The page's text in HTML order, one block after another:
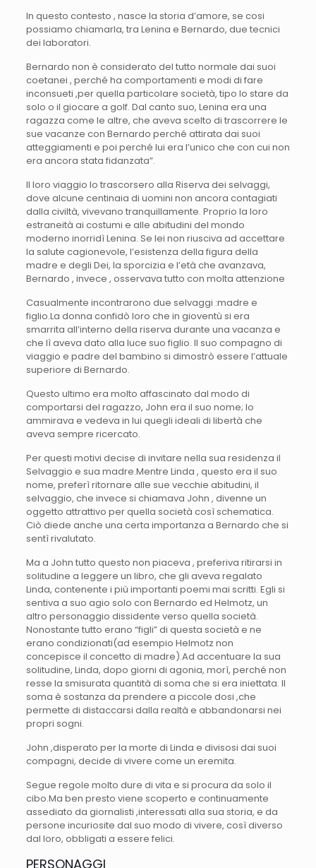
In questo contesto , nasce la storia d’amore, se cosi
possiamo chiamarla, tra Lenina e Bernardo, due tecnici
dei laboratori.
Bernardo non è considerato del tutto normale dai suoi
coetanei , perché ha comportamenti e modi di fare
inconsueti ,per quella particolare società, tipo lo stare da
solo o il giocare a golf. Dal canto suo, Lenina era una
ragazza come le altre, che aveva scelto di trascorrere le
sue vacanze con Bernardo perché attirata dai suoi
atteggiamenti e poi perché lui era l’unico che con cui non
era ancora stata fidanzata”.
Il loro viaggio lo trascorsero alla Riserva dei selvaggi,
dove alcune centinaia di uomini non ancora contagiati
dalla civiltà, vivevano tranquillamente. Proprio la loro
estraneità ai costumi e alle abitudini del mondo
moderno inorridì Lenina. Se lei non riusciva ad accettare
la salute cagionevole, l’esistenza della figura della
madre e degli Dei, la sporcizia e l’età che avanzava,
Bernardo , invece , osservava tutto con molta attenzione
Casualmente incontrarono due selvaggi :madre e
figlio.La donna confidò loro che in gioventù si era
smarrita all’interno della riserva durante una vacanza e
che lì aveva dato alla luce suo figlio. Il suo compagno di
viaggio e padre del bambino si dimostrò essere l’attuale
superiore di Bernardo.
Questo ultimo era molto affascinato dal modo di
comportarsi del ragazzo, John era il suo nome; lo
ammirava e vedeva in lui quegli ideali di libertà che
aveva sempre ricercato.
Per questi motivi decise di invitare nella sua residenza il
Selvaggio e sua madre.Mentre Linda , questo era il suo
nome, preferì ritornare alle sue vecchie abitudini, il
selvaggio, che invece si chiamava John , divenne un
oggetto attrattivo per quella società così schematica.
Ciò diede anche una certa importanza a Bernardo che si
sentì rivalutato.
Ma a John tutto questo non piaceva , preferiva ritirarsi in
solitudine a leggere un libro, che gli aveva regalato
Linda, contenente i più importanti poemi mai scritti. Egli si
sentiva a suo agio solo con Bernardo ed Helmotz, un
altro personaggio dissidente verso quella società.
Nonostante tutto erano “figli” di questa società e ne
erano condizionati(ad esempio Helmotz non
concepisce il concetto di madre).Ad accentuare la sua
solitudine, Linda, dopo giorni di agonia, morì, perché non
resse la smisurata quantità di soma che si era iniettata. Il
soma è sostanza da prendere a piccole dosi ,che
permette di distaccarsi dalla realtà e abbandonarsi nei
propri sogni.
John ,disperato per la morte di Linda e divisosi dai suoi
compagni, decide di vivere come un eremita.
Segue regole molto dure di vita e si procura da solo il
cibo.Ma ben presto viene scoperto e continuamente
assediato da giornalisti ,interessati alla sua storia, e da
persone incuriosite dal suo modo di vivere, così diverso
dal loro, obbligati a essere felici.
PERSONAGGI